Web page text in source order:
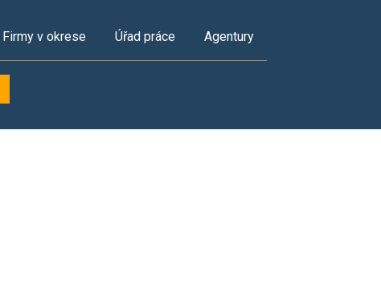
Firmy v okrese Úřad práce Agentury